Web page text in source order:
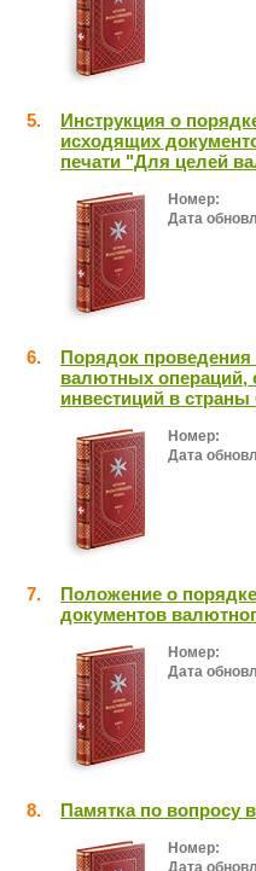
5.
Инструкция о
исходящих
печати "Для целей
Номер:
Дата
6.
Порядок
валютных операций,
инвестиций в
Номер:
Дата
7.
Положение о
документов
Номер:
Дата
8. Памятка по вопросу
Номер:
Дата